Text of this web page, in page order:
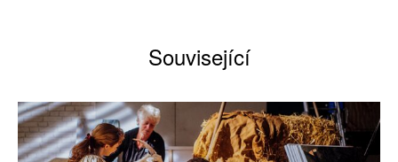
Související